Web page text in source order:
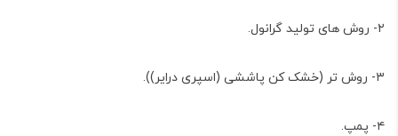
۲- روش های تولید گرانول.
۳- روش تر (خشک کن پاششی (اسپری درایر)).
۴- پمپ.